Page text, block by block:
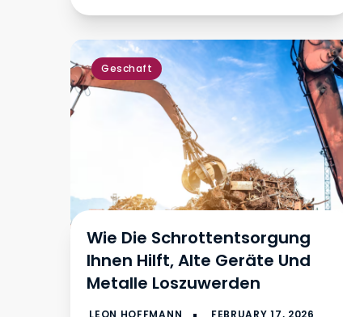
Geschaft
Wie Die Schrottentsorgung
Ihnen Hilft, Alte Geräte Und
Metalle Loszuwerden